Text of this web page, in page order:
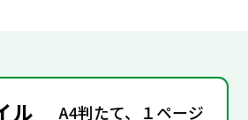
ル A4判たて、１ページ